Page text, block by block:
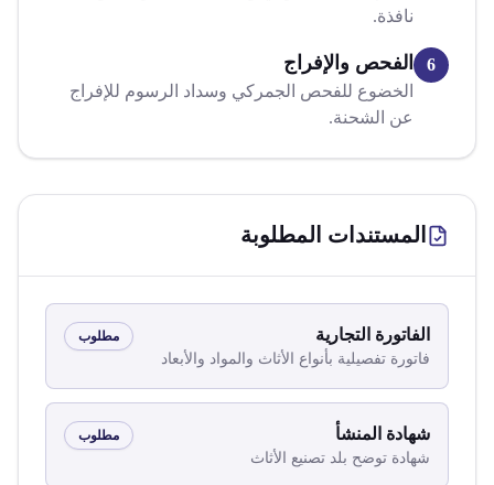
نافذة.
6 الفحص والإفراج
الخضوع للفحص الجمركي وسداد الرسوم للإفراج
عن الشحنة.
المستندات المطلوبة
الفاتورة التجارية
فاتورة تفصيلية بأنواع الأثاث والمواد والأبعاد
مطلوب
شهادة المنشأ
شهادة توضح بلد تصنيع الأثاث
مطلوب